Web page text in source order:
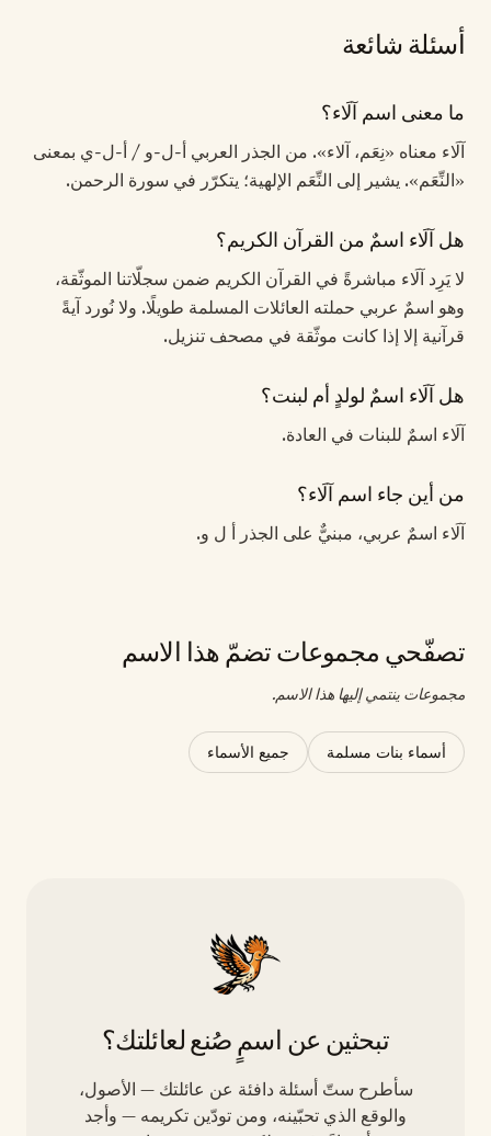
أسئلة شائعة
ما معنى اسم آلَاء؟
آلَاء معناه «نِعَم، آلاء». من الجذر العربي أ-ل-و / أ-ل-ي بمعنى
«النِّعَم». يشير إلى النِّعَم الإلهية؛ يتكرّر في سورة الرحمن.
هل آلَاء اسمٌ من القرآن الكريم؟
لا يَرِد آلَاء مباشرةً في القرآن الكريم ضمن سجلّاتنا الموثّقة،
وهو اسمٌ عربي حملته العائلات المسلمة طويلًا. ولا نُورد آيةً
قرآنية إلا إذا كانت موثّقة في مصحف تنزيل.
هل آلَاء اسمٌ لولدٍ أم لبنت؟
آلَاء اسمٌ للبنات في العادة.
من أين جاء اسم آلَاء؟
آلَاء اسمٌ عربي، مبنيٌّ على الجذر أ ل و.
تصفّحي مجموعات تضمّ هذا الاسم
مجموعات ينتمي إليها هذا الاسم.
أسماء بنات مسلمة جميع الأسماء
تبحثين عن اسمٍ صُنع لعائلتك؟
سأطرح ستّ أسئلة دافئة عن عائلتك — الأصول،
والوقع الذي تحبّينه، ومن تودّين تكريمه — وأجد